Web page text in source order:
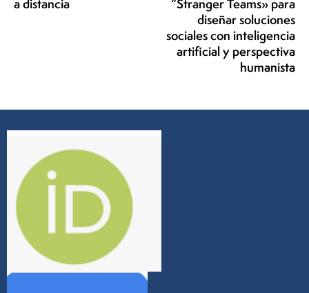
a distancia
“Stranger Teams» para
diseñar soluciones
sociales con inteligencia
artificial y perspectiva
humanista